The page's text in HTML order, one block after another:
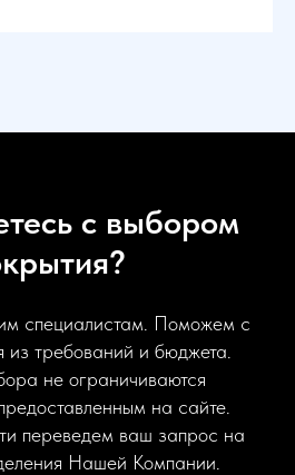
с выбором
специалистам. Поможем с
из требований и бюджета.
не ограничиваются
на сайте.
переведем ваш запрос на
Нашей Компании.